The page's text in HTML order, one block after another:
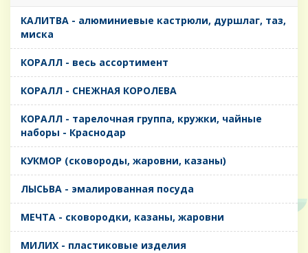
КАЛИТВА - алюминиевые кастрюли, дуршлаг, таз,
миска
КОРАЛЛ - весь ассортимент
КОРАЛЛ - СНЕЖНАЯ КОРОЛЕВА
КОРАЛЛ - тарелочная группа, кружки, чайные
наборы - Краснодар
КУКМОР (сковороды, жаровни, казаны)
ЛЫСЬВА - эмалированная посуда
МЕЧТА - сковородки, казаны, жаровни
МИЛИХ - пластиковые изделия